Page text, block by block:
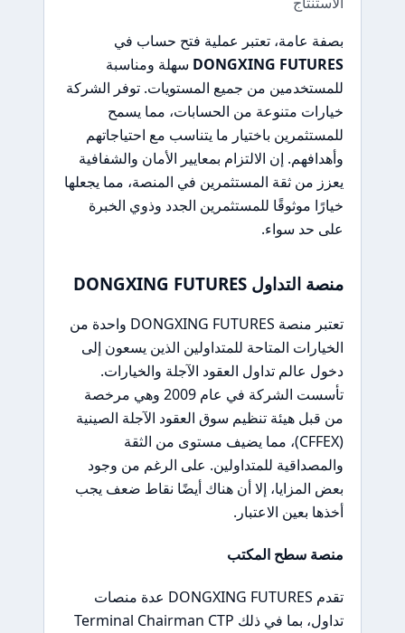
بصفة عامة، تعتبر عملية فتح حساب في
DONGXING FUTURES سهلة ومناسبة
للمستخدمين من جميع المستويات. توفر الشركة
خيارات متنوعة من الحسابات، مما يسمح
للمستثمرين باختيار ما يتناسب مع احتياجاتهم
وأهدافهم. إن الالتزام بمعايير الأمان والشفافية
يعزز من ثقة المستثمرين في المنصة، مما يجعلها
خيارًا موثوقًا للمستثمرين الجدد وذوي الخبرة
على حد سواء.
منصة التداول DONGXING FUTURES
تعتبر منصة DONGXING FUTURES واحدة من
الخيارات المتاحة للمتداولين الذين يسعون إلى
دخول عالم تداول العقود الآجلة والخيارات.
تأسست الشركة في عام 2009 وهي مرخصة
من قبل هيئة تنظيم سوق العقود الآجلة الصينية
(CFFEX)، مما يضيف مستوى من الثقة
والمصداقية للمتداولين. على الرغم من وجود
بعض المزايا، إلا أن هناك أيضًا نقاط ضعف يجب
أخذها بعين الاعتبار.
منصة سطح المكتب
تقدم DONGXING FUTURES عدة منصات
تداول، بما في ذلك Terminal Chairman CTP